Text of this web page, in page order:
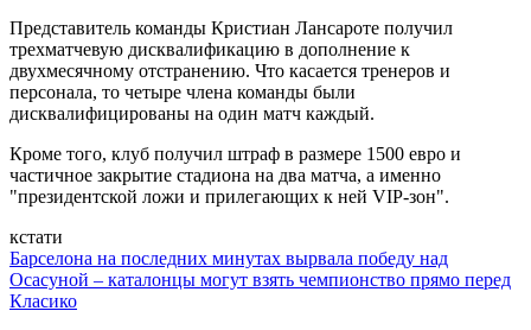
Представитель команды Кристиан Лансароте получил
трехматчевую дисквалификацию в дополнение к
двухмесячному отстранению. Что касается тренеров и
персонала, то четыре члена команды были
дисквалифицированы на один матч каждый.
Кроме того, клуб получил штраф в размере 1500 евро и
частичное закрытие стадиона на два матча, а именно
"президентской ложи и прилегающих к ней VIP-зон".
кстати
Барселона на последних минутах вырвала победу над
Осасуной – каталонцы могут взять чемпионство прямо перед
Класико